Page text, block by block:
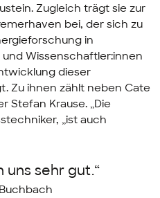
Zugleich trägt sie zur
bei, der sich zu
in
Wissenschaftler:innen
dieser
Zu ihnen zählt neben Cate
Stefan Krause. „Die
„ist auch
uns sehr gut.“